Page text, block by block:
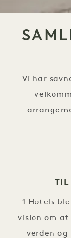
Vi har
TIL
1 Hotels
vision om
verden